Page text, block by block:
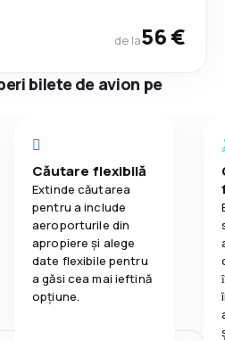
de la56 €
bilete de avion pe
Căutare flexibilă
Extinde căutarea
pentru a include
aeroporturile din
apropiere și alege
date flexibile pentru
a găsi cea mai ieftină
opțiune.